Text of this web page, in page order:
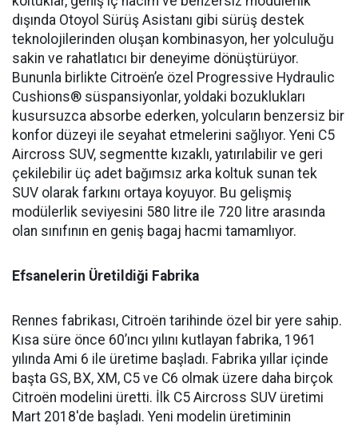
dışında Otoyol Sürüş Asistanı gibi sürüş destek
teknolojilerinden oluşan kombinasyon, her yolculuğu
sakin ve rahatlatıcı bir deneyime dönüştürüyor.
Bununla birlikte Citroën’e özel Progressive Hydraulic
Cushions® süspansiyonlar, yoldaki bozuklukları
kusursuzca absorbe ederken, yolcuların benzersiz bir
konfor düzeyi ile seyahat etmelerini sağlıyor. Yeni C5
Aircross SUV, segmentte kızaklı, yatırılabilir ve geri
çekilebilir üç adet bağımsız arka koltuk sunan tek
SUV olarak farkını ortaya koyuyor. Bu gelişmiş
modülerlik seviyesini 580 litre ile 720 litre arasında
olan sınıfının en geniş bagaj hacmi tamamlıyor.
Efsanelerin Üretildiği Fabrika
Rennes fabrikası, Citroën tarihinde özel bir yere sahip.
Kısa süre önce 60’ıncı yılını kutlayan fabrika, 1961
yılında Ami 6 ile üretime başladı. Fabrika yıllar içinde
başta GS, BX, XM, C5 ve C6 olmak üzere daha birçok
Citroën modelini üretti. İlk C5 Aircross SUV üretimi
Mart 2018'de başladı. Yeni modelin üretiminin